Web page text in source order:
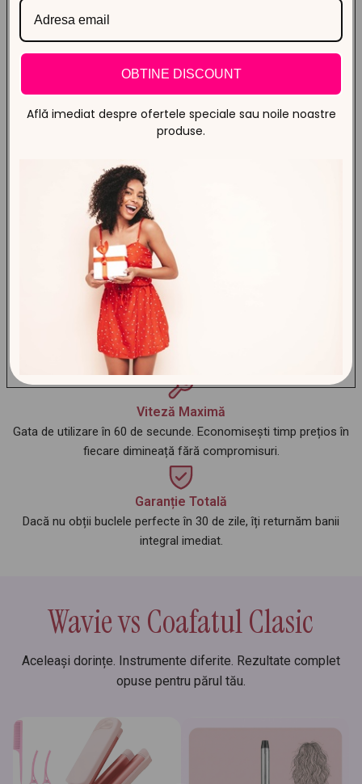
Design Inovator
Tehnologia cu triplu cilindru creează valuri uniforme și naturale
dintr-o singură strângere ușoară.
Protecție Ceramică
Controlul precis al temperaturii protejează structura firului de
păr, oferind strălucire fără degradare termică.
Viteză Maximă
Gata de utilizare în 60 de secunde. Economisești timp prețios în
fiecare dimineață fără compromisuri.
Garanție Totală
Dacă nu obții buclele perfecte în 30 de zile, îți returnăm banii
integral imediat.
Wavie vs Coafatul Clasic
Aceleași dorințe. Instrumente diferite. Rezultate complet
opuse pentru părul tău.
OBTINE DISCOUNT
Află imediat despre ofertele speciale sau noile noastre
produse.